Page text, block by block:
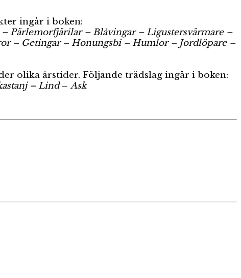
ingår i boken:
Pärlemorfjärilar – Blåvingar – Ligustersvärmare –
– Getingar – Honungsbi – Humlor – Jordlöpare –
olika årstider. Följande trädslag ingår i boken:
–Lind– Ask